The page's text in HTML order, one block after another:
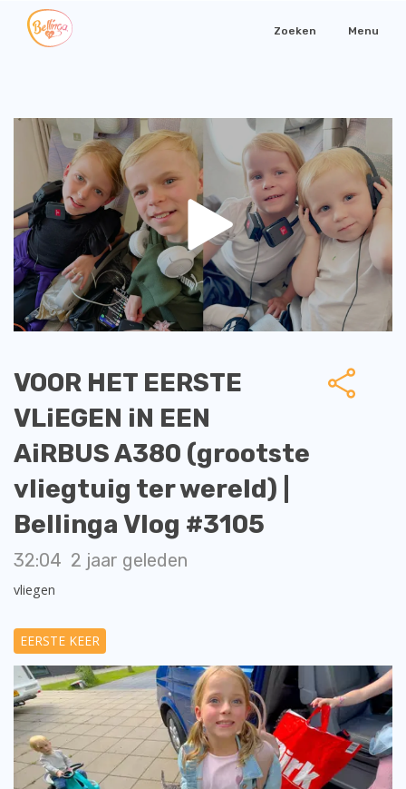
Zoeken Menu
VOOR HET EERSTE
VLiEGEN iN EEN
AiRBUS A380 (grootste
vliegtuig ter wereld) |
Bellinga Vlog #3105
32:04 2 jaar geleden
vliegen
EERSTE KEER